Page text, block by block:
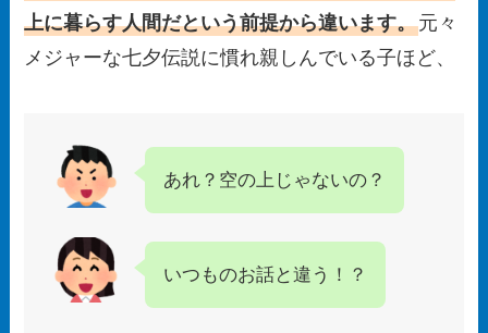
上に暮らす人間だという前提から違います。元々
メジャーな七夕伝説に慣れ親しんでいる子ほど、
あれ？空の上じゃないの？
いつものお話と違う！？